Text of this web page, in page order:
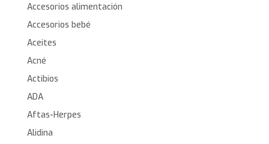
Accesorios alimentación
Accesorios bebé
Aceites
Acné
Actibios
ADA
Aftas-Herpes
Alidina